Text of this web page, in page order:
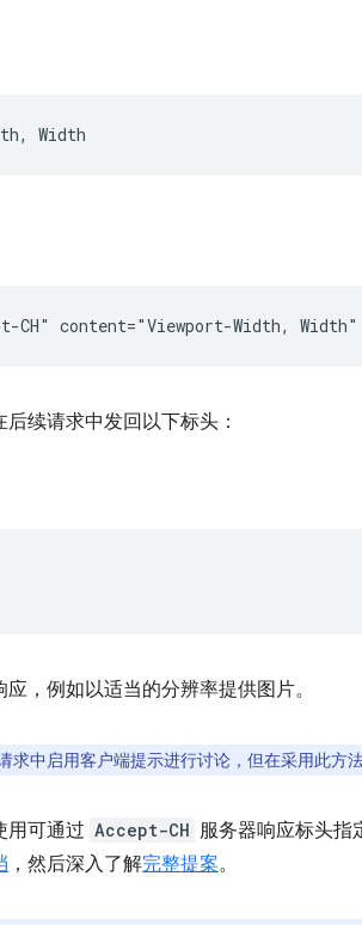
续请求中发回以下标头：
，例如以适当的分辨率提供图片。
求中启用客户端提示进行讨论，但在采用此方
用可通过 Accept-CH 服务器响应标头指
，然后深入了解完整提案。